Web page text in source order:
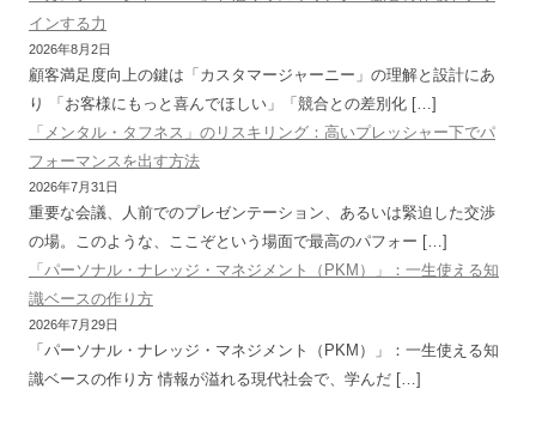
インする力
2026年8月2日
顧客満足度向上の鍵は「カスタマージャーニー」の理解と設計にあ
り 「お客様にもっと喜んでほしい」「競合との差別化 […]
「メンタル・タフネス」のリスキリング：高いプレッシャー下でパ
フォーマンスを出す方法
2026年7月31日
重要な会議、人前でのプレゼンテーション、あるいは緊迫した交渉
の場。このような、ここぞという場面で最高のパフォー […]
「パーソナル・ナレッジ・マネジメント（PKM）」：一生使える知
識ベースの作り方
2026年7月29日
「パーソナル・ナレッジ・マネジメント（PKM）」：一生使える知
識ベースの作り方 情報が溢れる現代社会で、学んだ […]